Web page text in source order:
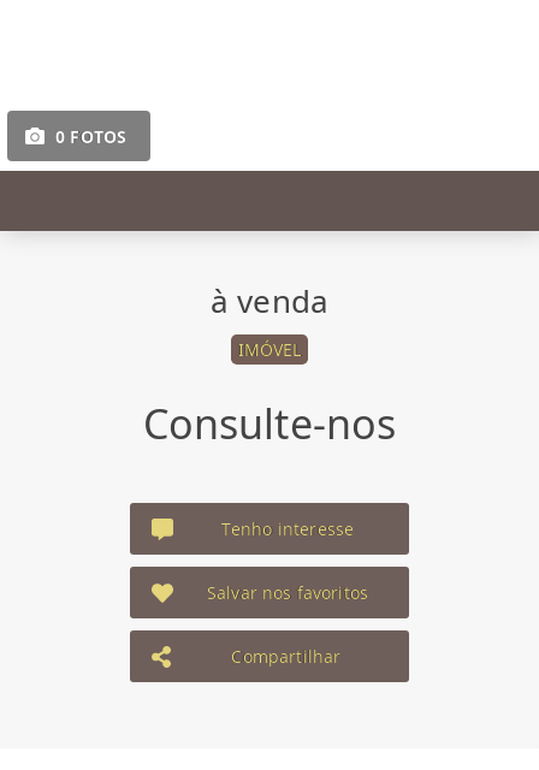
0 FOTOS
à venda
IMÓVEL
Consulte-nos
Tenho interesse
Salvar nos favoritos
Compartilhar